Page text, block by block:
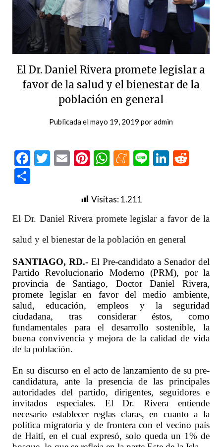
El Dr. Daniel Rivera promete legislar a
favor de la salud y el bienestar de la
población en general
Publicada elmayo 19, 2019 poradmin
Facebook
Twitter
EmailPinterest
WhatsApp
Meneame
Line
Visitas:1.211
El Dr. Daniel Rivera promete legislar a favor de la
salud y el bienestar de la población en general
SANTIAGO, RD.- El Pre-candidato a Senador del
Partido Revolucionario Moderno (PRM), por la
provincia de Santiago, Doctor Daniel Rivera,
promete legislar en favor del medio ambiente,
salud, educación, empleos y la seguridad
ciudadana, tras considerar éstos, como
fundamentales para el desarrollo sostenible, la
buena convivencia y mejora de la calidad de vida
de la población.
En su discurso en el acto de lanzamiento de su pre-
candidatura, ante la presencia de las principales
autoridades del partido, dirigentes, seguidores e
invitados especiales. El Dr. Rivera entiende
necesario establecer reglas claras, en cuanto a la
política migratoria y de frontera con el vecino país
de Haití, en el cual expresó, solo queda un 1% de